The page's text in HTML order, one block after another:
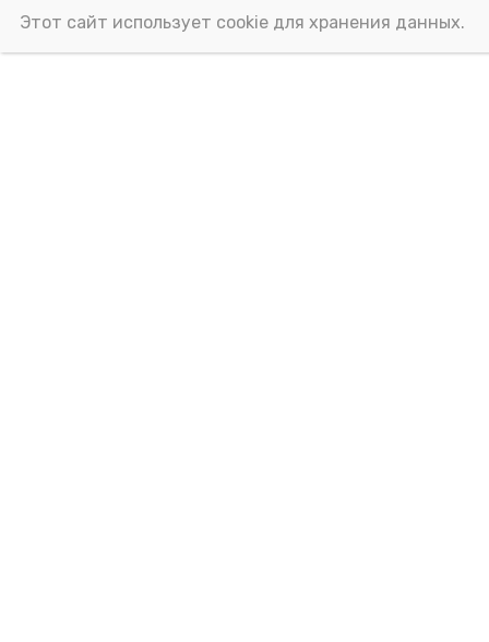
Соглашение об использовании Cookie-файлов
Этот сайт использует cookie для хранения данных.